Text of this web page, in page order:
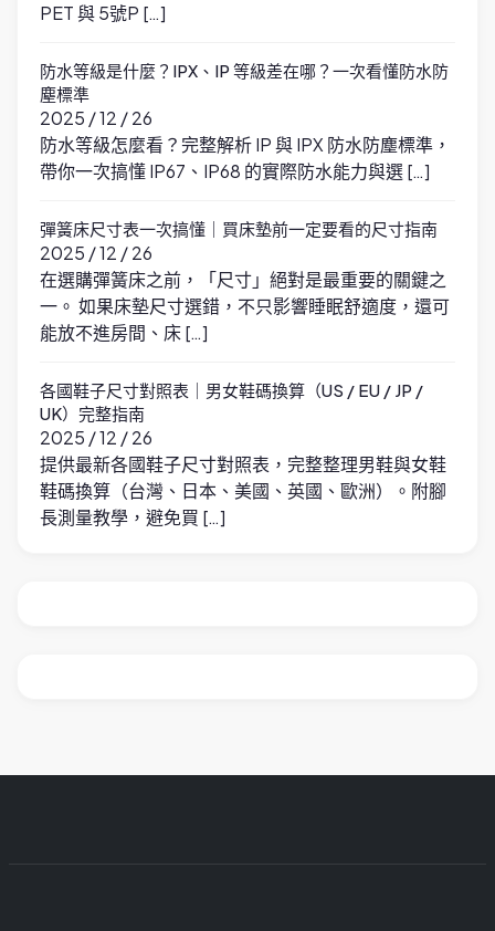
PET 與 5號P […]
防水等級是什麼？IPX、IP 等級差在哪？一次看懂防水防
塵標準
2025 / 12 / 26
防水等級怎麼看？完整解析 IP 與 IPX 防水防塵標準，
帶你一次搞懂 IP67、IP68 的實際防水能力與選 […]
彈簧床尺寸表一次搞懂｜買床墊前一定要看的尺寸指南
2025 / 12 / 26
在選購彈簧床之前，「尺寸」絕對是最重要的關鍵之
一。 如果床墊尺寸選錯，不只影響睡眠舒適度，還可
能放不進房間、床 […]
各國鞋子尺寸對照表｜男女鞋碼換算（US / EU / JP /
UK）完整指南
2025 / 12 / 26
提供最新各國鞋子尺寸對照表，完整整理男鞋與女鞋
鞋碼換算（台灣、日本、美國、英國、歐洲）。附腳
長測量教學，避免買 […]